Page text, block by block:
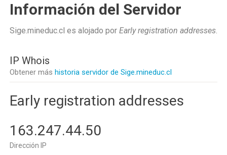
Información del Servidor
Sige.mineduc.cl es alojado por Early registration addresses.
IP Whois
Obtener más historia servidor de Sige.mineduc.cl
Early registration addresses
163.247.44.50
Dirección IP